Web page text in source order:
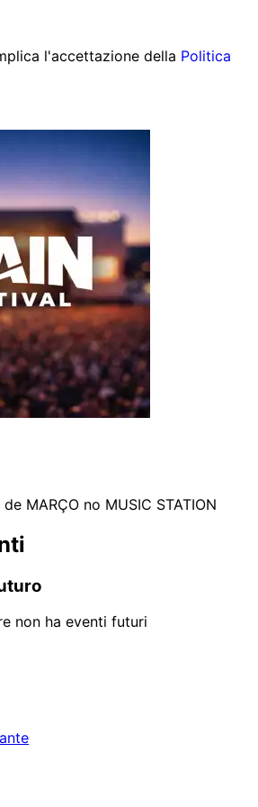
l'accettazione della Politica
MARÇO no MUSIC STATION
non ha eventi futuri